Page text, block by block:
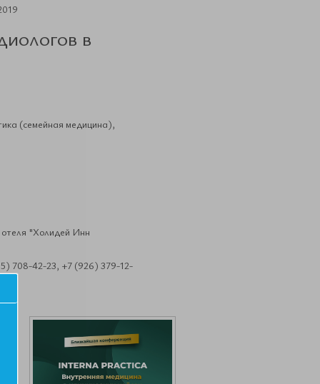
в
(семейная медицина),
"Холидей Инн
708-42-23, +7 (926) 379-12-